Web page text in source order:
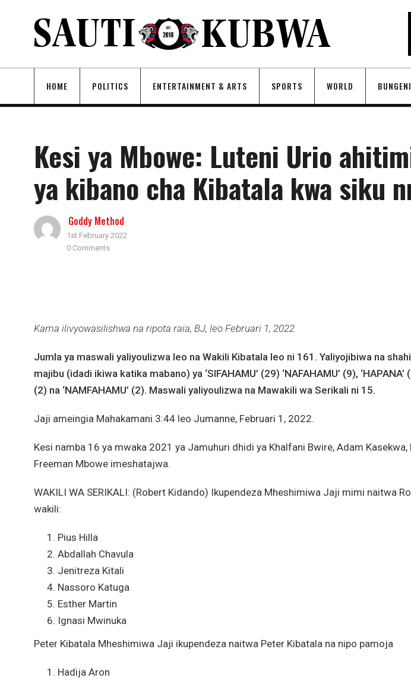
HOME POLITICS ENTERTAINMENT & ARTS SPORTS WORLD BUNGENI
Kesi ya Mbowe: Luteni Urio
ya kibano cha Kibatala kwa siku
Goddy Method
1st February 2022
0 Comments
Kama ilivyowasilishwa na ripota raia, BJ, leo Februari 1, 2022
Jumla ya maswali yaliyoulizwa leo na Wakili Kibatala leo ni 161. Yaliyojibiwa na
majibu (idadi ikiwa katika mabano) ya ‘SIFAHAMU’ (29) ‘NAFAHAMU’ (9), ‘HAPANA’
(2) na ‘NAMFAHAMU’ (2). Maswali yaliyoulizwa na Mawakili wa Serikali ni 15.
Jaji ameingia Mahakamani 3:44 leo Jumanne, Februari 1, 2022.
Kesi namba 16 ya mwaka 2021 ya Jamuhuri dhidi ya Khalfani Bwire, Adam Kasekwa,
Freeman Mbowe imeshatajwa.
WAKILI WA SERIKALI: (Robert Kidando) Ikupendeza Mheshimiwa Jaji mimi naitwa
wakili:
Pius Hilla
Abdallah Chavula
Jenitreza Kitali
Nassoro Katuga
Esther Martin
Ignasi Mwinuka
Peter Kibatala Mheshimiwa Jaji ikupendeza naitwa Peter Kibatala na nipo pamoja
Hadija Aron